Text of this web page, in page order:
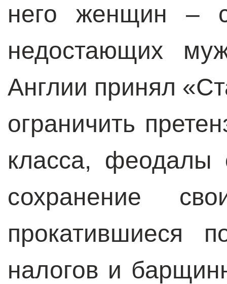
него женщин –
недостающих
Англии принял
ограничить
класса, феодалы
сохранение
прокатившиеся
налогов и